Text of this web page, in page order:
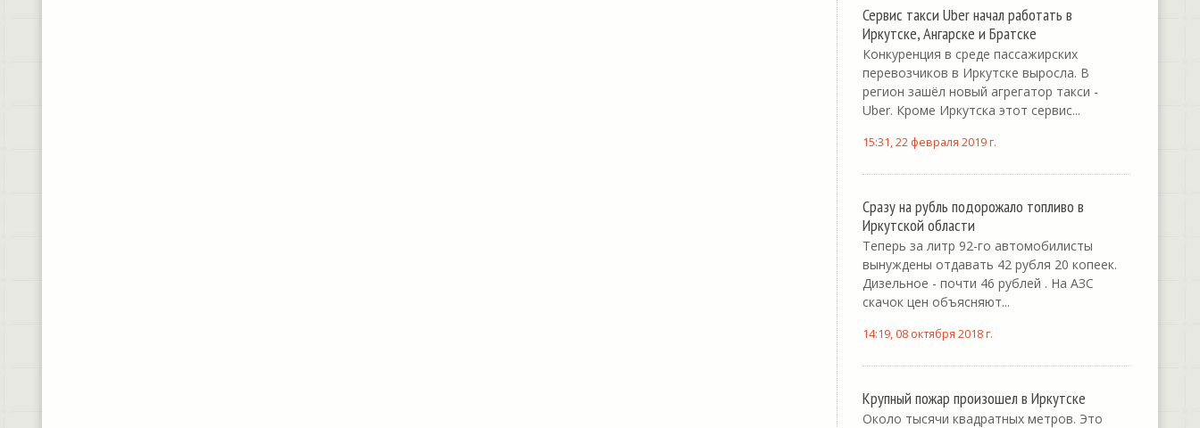
Сервис такси Uber начал работать в
Иркутске, Ангарске и Братске
Конкуренция в среде пассажирских
перевозчиков в Иркутске выросла. В
регион зашёл новый агрегатор такси -
Uber. Кроме Иркутска этот сервис...
15:31, 22 февраля 2019 г.
Сразу на рубль подорожало топливо в
Иркутской области
Теперь за литр 92-го автомобилисты
вынуждены отдавать 42 рубля 20 копеек.
Дизельное - почти 46 рублей . На АЗС
скачок цен объясняют...
14:19, 08 октября 2018 г.
Крупный пожар произошел в Иркутске
Около тысячи квадратных метров. Это